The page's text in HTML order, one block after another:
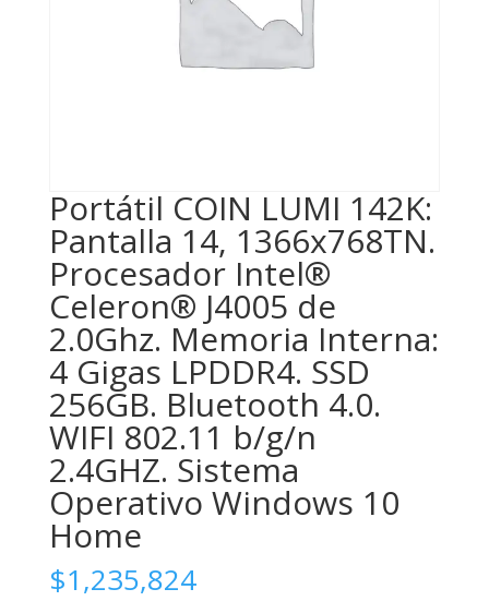
Portátil COIN LUMI 142K:
Pantalla 14, 1366x768TN.
Procesador Intel®
Celeron® J4005 de
2.0Ghz. Memoria Interna:
4 Gigas LPDDR4. SSD
256GB. Bluetooth 4.0.
WIFI 802.11 b/g/n
2.4GHZ. Sistema
Operativo Windows 10
Home
$1,235,824